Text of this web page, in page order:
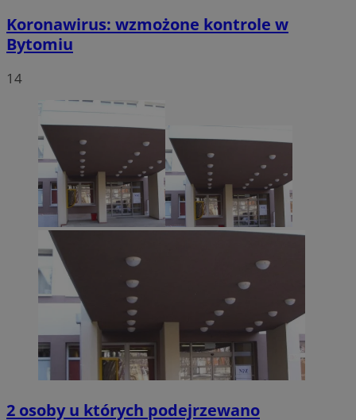
Koronawirus: wzmożone kontrole w
Bytomiu
14
2 osoby u których podejrzewano